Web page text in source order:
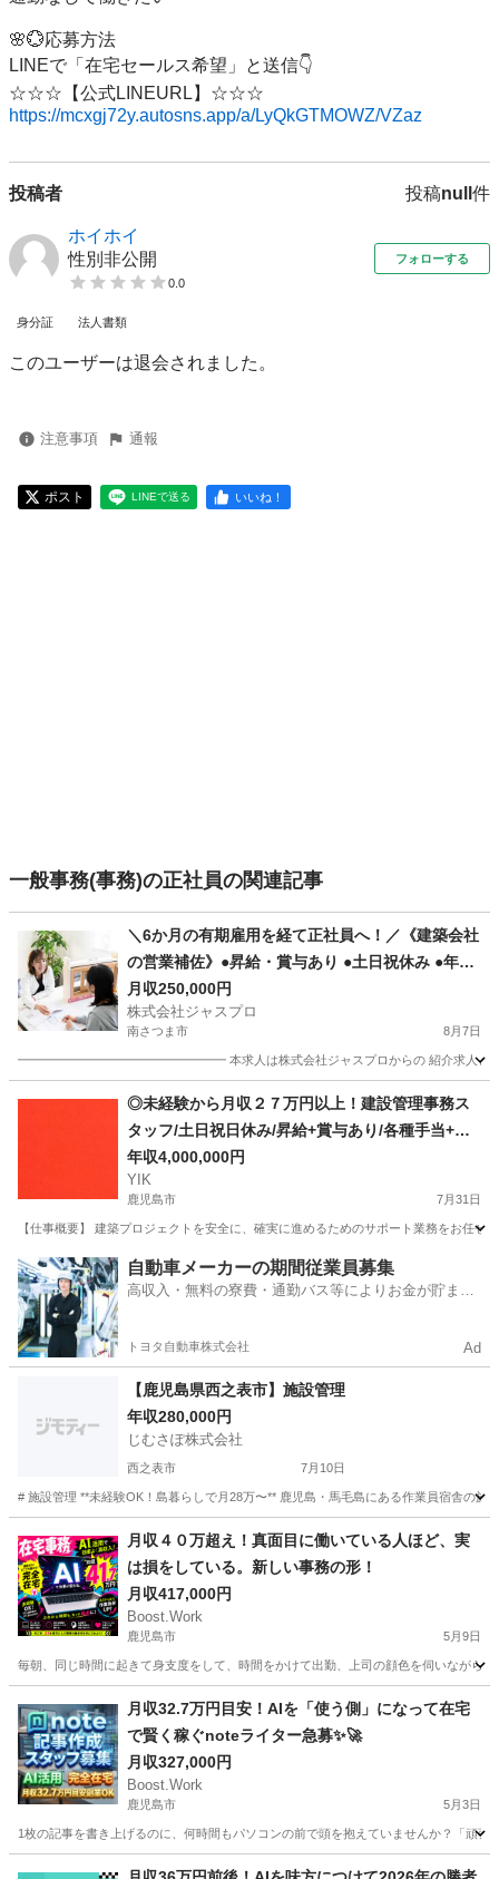
🌸💮応募方法
LINEで「在宅セールス希望」と送信👇
https://mcxgj72y.autosns.app/a/LyQkGTMOWZ/VZaz
投稿者 投稿null 件
ホイホイ
性別非公開
0.0
フォローする
身分証 法人書類
このユーザーは退会されました。
注意事項 通報
ポスト LINEで送る いいね！
一般事務(事務)の正社員の関連記事
＼6か月の有期雇用を経て正社員へ！／《建築会社
の営業補佐》●昇給・賞与あり ●土日祝休み ●年間
休日120日 ●フレックスタイム制 js1024
月収250,000円
株式会社ジャスプロ
南さつま市 8月7日
━━━━━━━━━━━━━━━━━ 本求人は株式会社ジャスプロからの 紹介求人とな
南さつま市 営業事務 業務
◎未経験から月収２７万円以上！建設管理事務ス
タッフ/土日祝日休み/昇給+賞与あり/各種手当+寮
完備
年収4,000,000円
YIK
鹿児島市 7月31日
【仕事概要】 建築プロジェクトを安全に、確実に進めるためのサポート業務をお任
鹿児島 鹿児島市 事務 未経験
自動車メーカーの期間従業員募集
高収入・無料の寮費・通勤バス等によりお金が貯まり
トヨタ自動車株式会社 Ad
【鹿児島県西之表市】施設管理
年収280,000円
じむさぽ株式会社
西之表市 7月10日
# 施設管理 **未経験OK！島暮らしで月28万〜** 鹿児島・馬毛島にある作業員宿舎の
西之表市 その他
月収４０万超え！真面目に働いている人ほど、実
は損をしている。新しい事務の形！
月収417,000円
Boost.Work
鹿児島市 5月9日
毎朝、同じ時間に起きて身支度をして、時間をかけて出勤、上司の顔色を伺いながら
鹿児島市 一般事務 業務
月収32.7万円目安！AIを「使う側」になって在宅
で賢く稼ぐnoteライター急募✨🚀
月収327,000円
Boost.Work
鹿児島市 5月3日
1枚の記事を書き上げるのに、何時間もパソコンの前で頭を抱えていませんか？「頑
鹿児島市 一般事務 未経験